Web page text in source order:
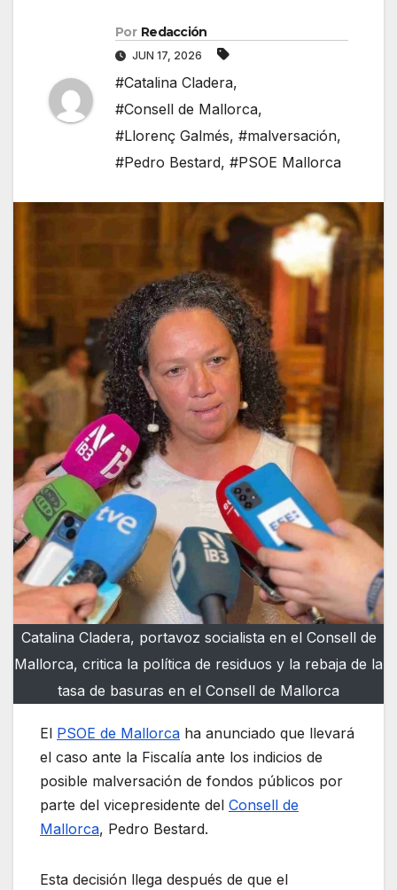
Por Redacción
JUN 17, 2026
#Catalina Cladera,
#Consell de Mallorca,
#Llorenç Galmés, #malversación,
#Pedro Bestard, #PSOE Mallorca
Catalina Cladera, portavoz socialista en el Consell de
Mallorca, critica la política de residuos y la rebaja de la
tasa de basuras en el Consell de Mallorca
El PSOE de Mallorca ha anunciado que llevará
el caso ante la Fiscalía ante los indicios de
posible malversación de fondos públicos por
parte del vicepresidente del Consell de
Mallorca, Pedro Bestard.
Esta decisión llega después de que el